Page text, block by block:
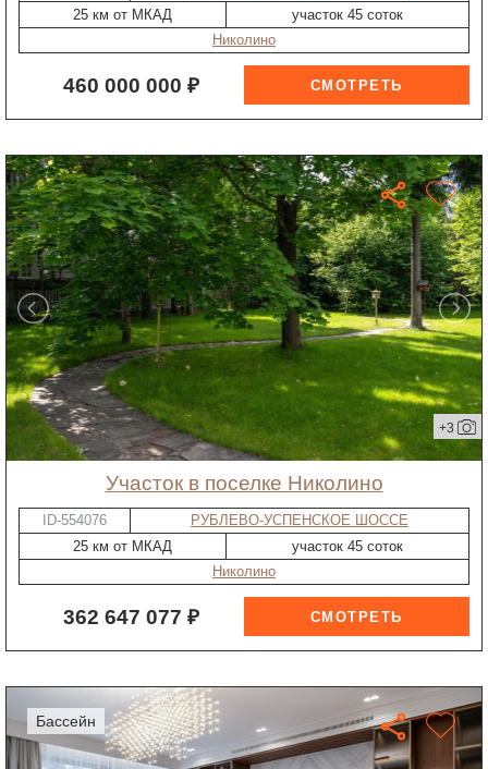
25 км от МКАД
участок 45 соток
Николино
460 000 000 ₽
+3
участок в поселке Николино
ID-554076
РУБЛЕВО-УСПЕНСКОЕ ШОССЕ
25 км от МКАД
участок 45 соток
Николино
362 647 077 ₽
бассейн